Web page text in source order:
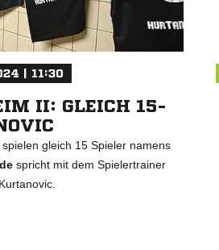
| 11:30
II: GLEICH 15-
gleich 15 Spieler namens
spricht mit dem Spielertrainer